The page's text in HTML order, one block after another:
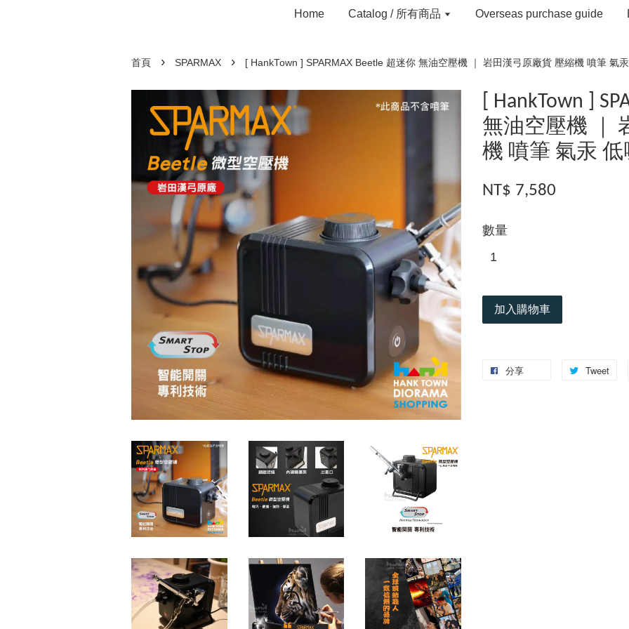
Home Catalog / 所有商品 Overseas purchase guide
首頁 › SPARMAX › [ HankTown ] SPARMAX Beetle 超迷你 無油空壓機 ｜ 岩田漢弓原廠貨 壓縮機 噴筆 氣
[ HankTown ]
無油空壓機 ｜
機 噴筆 氣汞 低
NT$ 7,580
數量
加入購物車
分享 Tweet